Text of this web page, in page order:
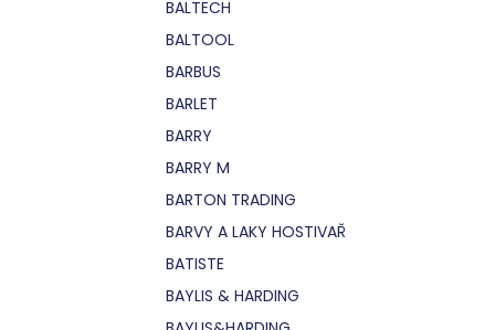
BALTECH
BALTOOL
BARBUS
BARLET
BARRY
BARRY M
BARTON TRADING
BARVY A LAKY HOSTIVAŘ
BATISTE
BAYLIS & HARDING